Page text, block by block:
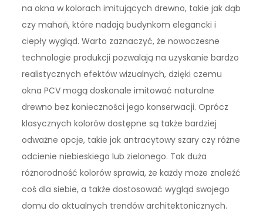
na okna w kolorach imitujących drewno, takie jak dąb
czy mahoń, które nadają budynkom elegancki i
ciepły wygląd. Warto zaznaczyć, że nowoczesne
technologie produkcji pozwalają na uzyskanie bardzo
realistycznych efektów wizualnych, dzięki czemu
okna PCV mogą doskonale imitować naturalne
drewno bez konieczności jego konserwacji. Oprócz
klasycznych kolorów dostępne są także bardziej
odważne opcje, takie jak antracytowy szary czy różne
odcienie niebieskiego lub zielonego. Tak duża
różnorodność kolorów sprawia, że każdy może znaleźć
coś dla siebie, a także dostosować wygląd swojego
domu do aktualnych trendów architektonicznych.